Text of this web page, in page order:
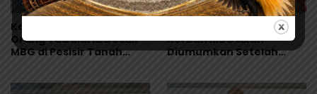
Korban Bertambah,
Orang Tua Murid Desak
MBG di Pesisir Tanah
Korban MBG Akan
Diumumkan Setelah